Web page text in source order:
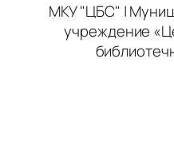
МКУ "ЦБС" |
учреждение